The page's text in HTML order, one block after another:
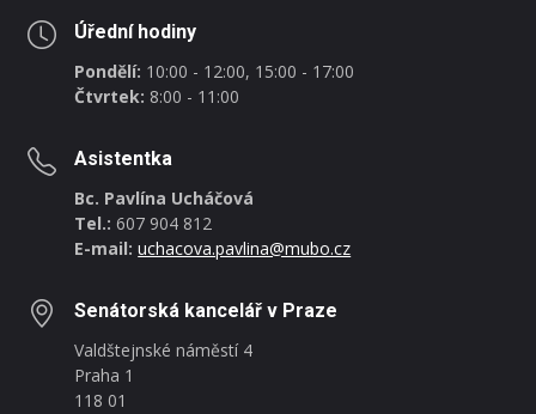
Úřední hodiny
Pondělí: 10:00 - 12:00, 15:00 - 17:00
Čtvrtek: 8:00 - 11:00
Asistentka
Bc. Pavlína Ucháčová
Tel.: 607 904 812
E-mail: uchacova.pavlina@mubo.cz
Senátorská kancelář v Praze
Valdštejnské náměstí 4
Praha 1
118 01